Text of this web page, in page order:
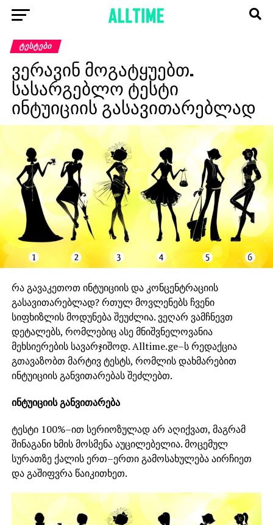
ᲢᲔᲡᲢᲔᲑᲘ
ვერავინ მოგატყუებთ.
სასარგებლო ტესტი
ინტუიციის გასავითარებლად
რა გავაკეთოთ ინტუიციის და კონცენტრაციის
გასავითარებლად? რთულ მოვლენებს ჩვენი
სიფხიზლის მოდუნება შეუძლია. ვეღარ ვამჩნევთ
დეტალებს, რომლებიც ასე მნიშვნელოვანია
მეხსიერების სავარჯიშოდ. Аlltime.ge–ს რედაქცია
გთავაზობთ მარტივ ტესტს, რომლის დახმარებით
ინტუიციის განვითარებას შეძლებთ.
ინტუიციის განვითარება
ტესტი 100%–ით სერიოზულად არ აღიქვათ, მაგრამ
შინაგანი ხმის მოსმენა აუცილებელია. მოცემულ
სურათზე ქალის ერთ–ერთი გამოსახულება აირჩიეთ
და გაშიფვრა წაიკითხეთ.